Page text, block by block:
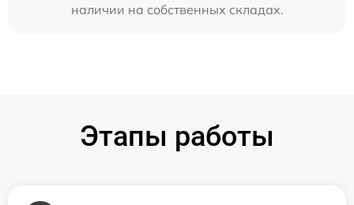
наличии на собственных складах.
Этапы работы